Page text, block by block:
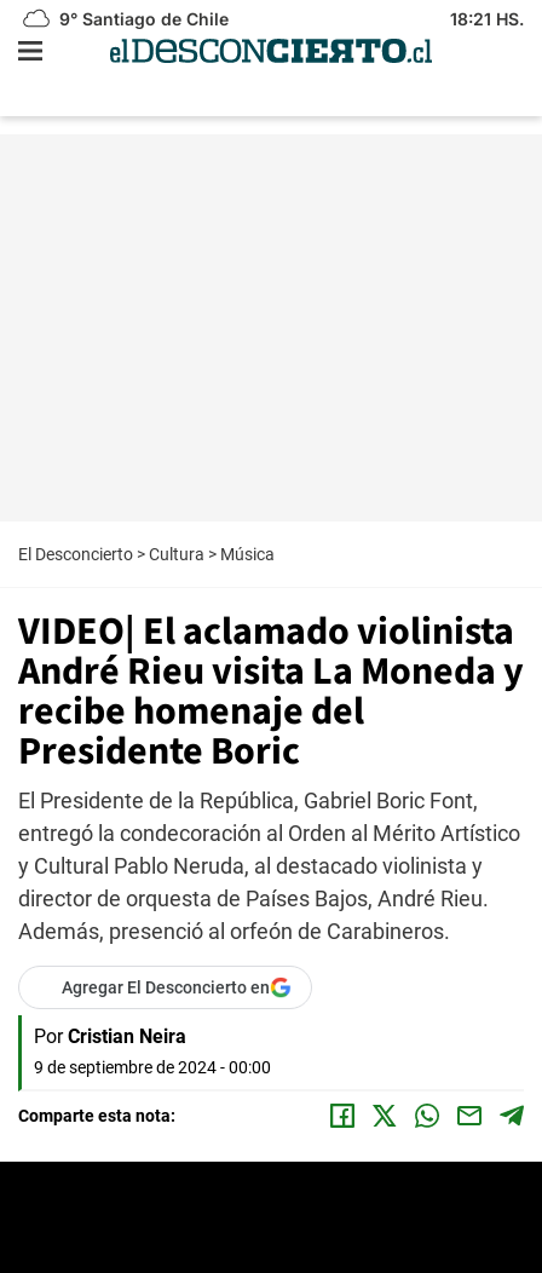
9° Santiago de Chile 18:21 HS.
El Desconcierto >Cultura > Música
VIDEO| El aclamado violinista
André Rieu visita La Moneda y
recibe homenaje del
Presidente Boric
El Presidente de la República, Gabriel Boric Font,
entregó la condecoración al Orden al Mérito Artístico
y Cultural Pablo Neruda, al destacado violinista y
director de orquesta de Países Bajos, André Rieu.
Además, presenció al orfeón de Carabineros.
Agregar El Desconcierto en
Por Cristian Neira
9 de septiembre de 2024 - 00:00
Comparte esta nota: